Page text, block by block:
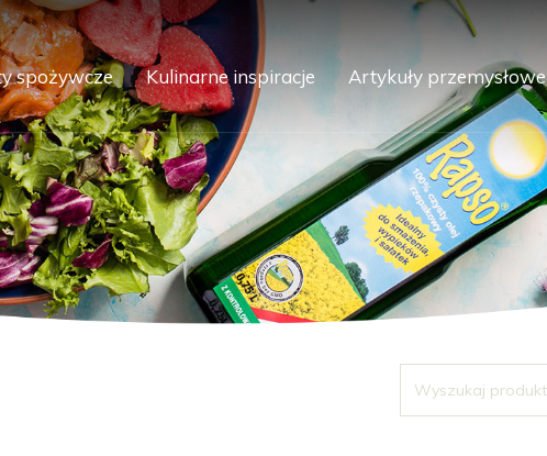
spożywcze Kulinarne inspiracje Artykuły przemysłowe